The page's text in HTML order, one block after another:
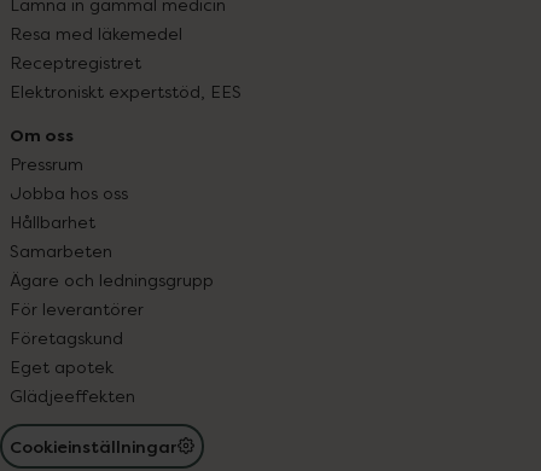
Resa med läkemedel
Receptregistret
Elektroniskt expertstöd, EES
Om oss
Pressrum
Jobba hos oss
Hållbarhet
Samarbeten
Ägare och ledningsgrupp
För leverantörer
Företagskund
Eget apotek
Glädjeeffekten
Cookieinställningar